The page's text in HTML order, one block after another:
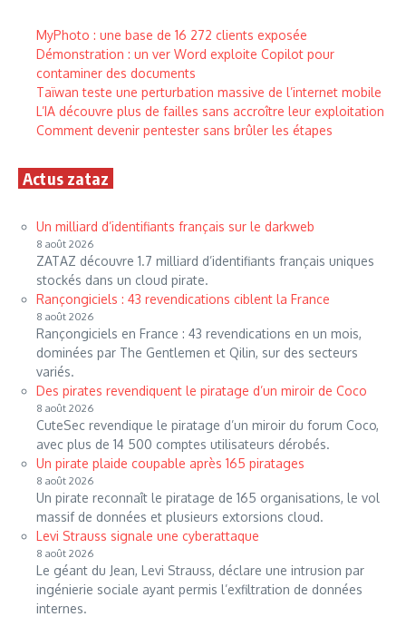
MyPhoto : une base de 16 272 clients exposée
Démonstration : un ver Word exploite Copilot pour
contaminer des documents
Taïwan teste une perturbation massive de l’internet mobile
L’IA découvre plus de failles sans accroître leur exploitation
Comment devenir pentester sans brûler les étapes
Actus zataz
Un milliard d’identifiants français sur le darkweb
8 août 2026
ZATAZ découvre 1.7 milliard d’identifiants français uniques
stockés dans un cloud pirate.
Rançongiciels : 43 revendications ciblent la France
8 août 2026
Rançongiciels en France : 43 revendications en un mois,
dominées par The Gentlemen et Qilin, sur des secteurs
variés.
Des pirates revendiquent le piratage d’un miroir de Coco
8 août 2026
CuteSec revendique le piratage d’un miroir du forum Coco,
avec plus de 14 500 comptes utilisateurs dérobés.
Un pirate plaide coupable après 165 piratages
8 août 2026
Un pirate reconnaît le piratage de 165 organisations, le vol
massif de données et plusieurs extorsions cloud.
Levi Strauss signale une cyberattaque
8 août 2026
Le géant du Jean, Levi Strauss, déclare une intrusion par
ingénierie sociale ayant permis l’exfiltration de données
internes.